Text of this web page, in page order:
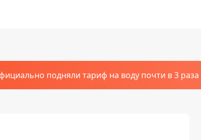
подняли тариф на воду почти в 3 раза